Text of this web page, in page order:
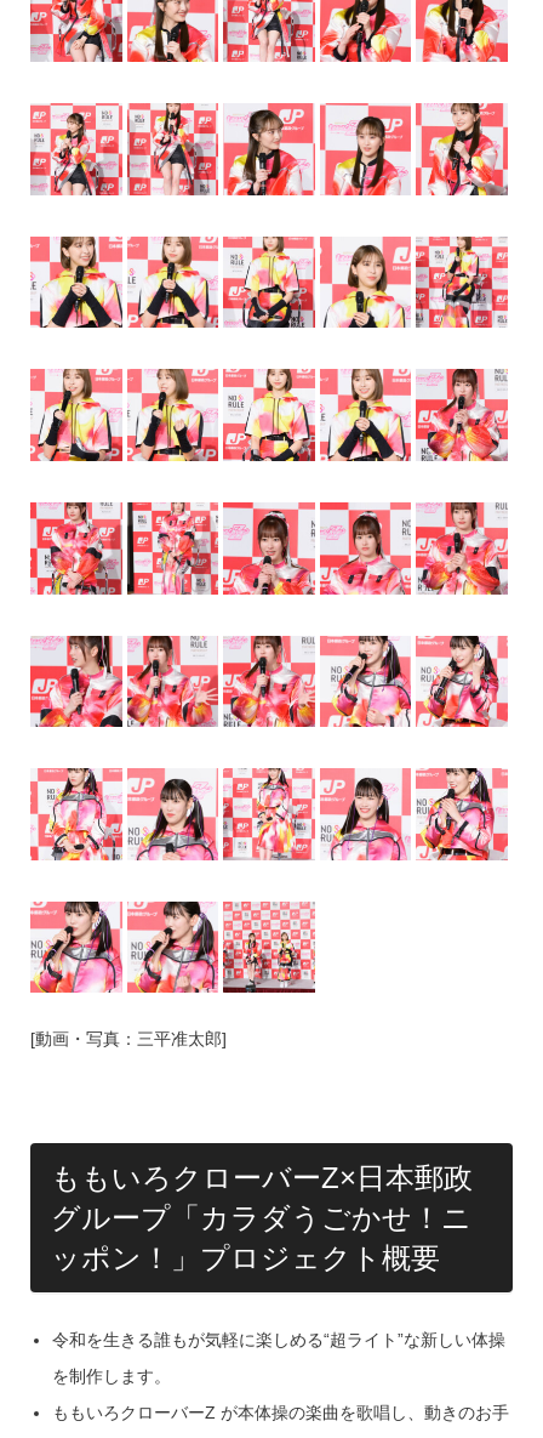
[動画・写真：三平准太郎]
ももいろクローバーZ×日本郵政
グループ「カラダうごかせ！ニ
ッポン！」プロジェクト概要
令和を生きる誰もが気軽に楽しめる“超ライト”な新しい体操
を制作します。
ももいろクローバーZ が本体操の楽曲を歌唱し、動きのお手